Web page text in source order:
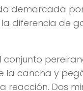
demarcada
diferencia de
la cancha y
reacción. Dos